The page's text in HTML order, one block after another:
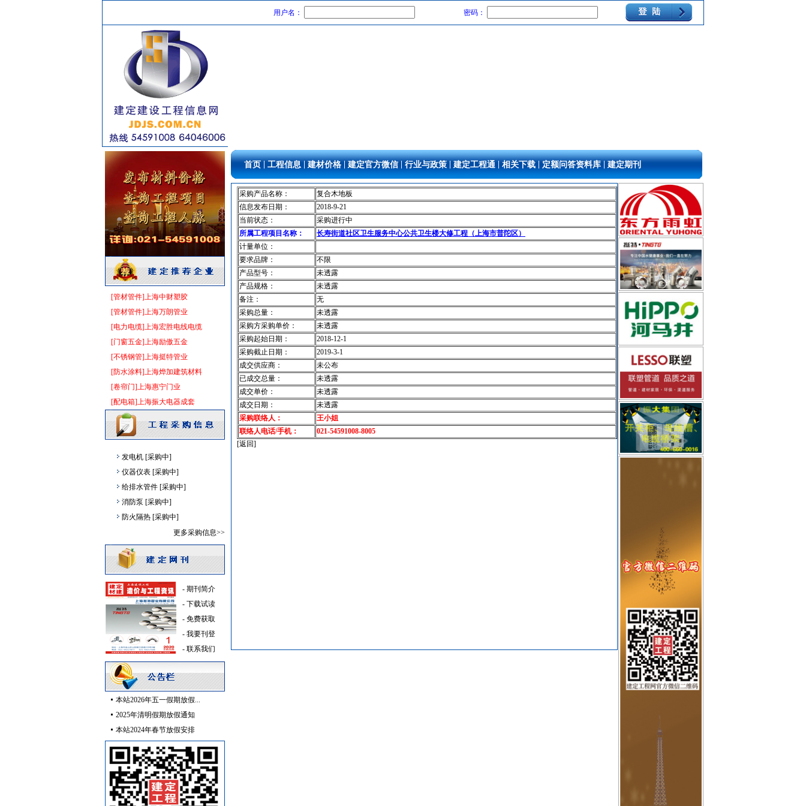
用户名： 密码：
[管材管件]上海中财塑胶
[管材管件]上海万朗管业
[电力电缆]上海宏胜电线电缆
[门窗五金]上海励傲五金
[不锈钢管]上海挺特管业
[防水涂料]上海烨加建筑材料
[卷帘门]上海惠宁门业
[配电箱]上海振大电器成套
防雷接地 [采购中]
管材管件 [采购中]
玻璃幕墙 [采购中]
门窗玻璃 [采购中]
空调设备 [采购中]
防雷接地 [采购中]
简单装修 [采购中]
给排水阀门
[采购中]
筒灯 [采购中]
压路机 [采购中]
筒灯 [采购中]
书桌家具景观绿化 [采购中]
消防系统 [采购中]
电梯工程 [采购中]
墙地面砖 [采购中]
及各种防火器材 [采购中]
卫浴洁具 [采购中]
消防稳压泵 [采购中]
供水设备 [采购中]
消防设施 [采购中]
门窗玻璃 [采购中]
卫浴洁具 [采购中]
变压器 [采购中]
电器开关 [采购中]
光源灯具 [采购中]
消防火警 [采购中]
镀锌钢管 [采购中]
门窗玻璃 [采购中]
发电机 [采购中]
仪器仪表 [采购中]
给排水管件 [采购中]
消防泵 [采购中]
防火隔热 [采购中]
管材管件 [采购中]
陶瓷制品 [采购中]
室内装修 [采购中]
铝合金门窗 [采购中]
供水设备 [采购中]
外墙装饰 [采购中]
石材木材 [采购中]
室内给排水 [采购中]
变配电
[采购中]
仪器仪表 [采购中]
防雷接地 [采购中]
室外排水 [采购中]
管材管件 [采购中]
玻璃幕墙 [采购中]
更多采购信息>>
- 期刊简介
- 下载试读
- 免费获取
- 我要刊登
- 联系我们
本站2026年五一假期放假...
2025年清明假期放假通知
本站2024年春节放假安排
首页 工程信息 建材价格 建定官方微信 行业与政策 建定工程通 相关下载 定额问答资料库 建定期刊
采购产品名称：
复合木地板
信息发布日期：
2018-9-21
当前状态：
采购进行中
所属工程项目名称：
长寿街道社区卫生服务中心公共卫生楼大修工程（上海市普陀区）
计量单位：
要求品牌：
不限
产品型号：
未透露
产品规格：
未透露
备注：
无
采购总量：
未透露
采购方采购单价：
未透露
采购起始日期：
2018-12-1
采购截止日期：
2019-3-1
成交供应商：
未公布
已成交总量：
未透露
成交单价：
未透露
成交日期：
未透露
采购联络人：
王小姐
联络人电话/手机：
021-54591008-8005
[返回]